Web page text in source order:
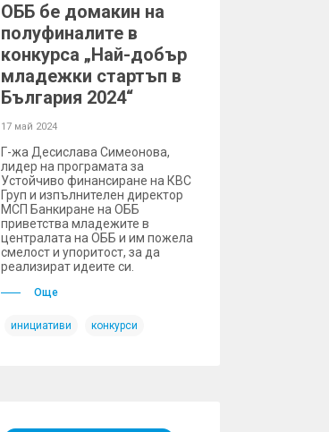
ОББ бе домакин на
полуфиналите в
конкурса „Най-добър
младежки стартъп в
България 2024“
17 май 2024
Г-жа Десислава Симеонова,
лидер на програмата за
Устойчиво финансиране на КВС
Груп и изпълнителен директор
МСП Банкиране на ОББ
приветства младежите в
централата на ОББ и им пожела
смелост и упоритост, за да
реализират идеите си.
Още
инициативи конкурси